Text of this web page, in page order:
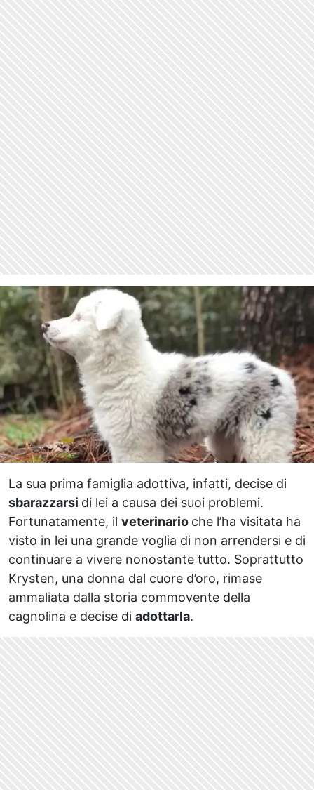
La sua prima famiglia adottiva, infatti, decise di
sbarazzarsi di lei a causa dei suoi problemi.
Fortunatamente, il veterinario che l’ha visitata ha
visto in lei una grande voglia di non arrendersi e di
continuare a vivere nonostante tutto. Soprattutto
Krysten, una donna dal cuore d’oro, rimase
ammaliata dalla storia commovente della
cagnolina e decise di adottarla.